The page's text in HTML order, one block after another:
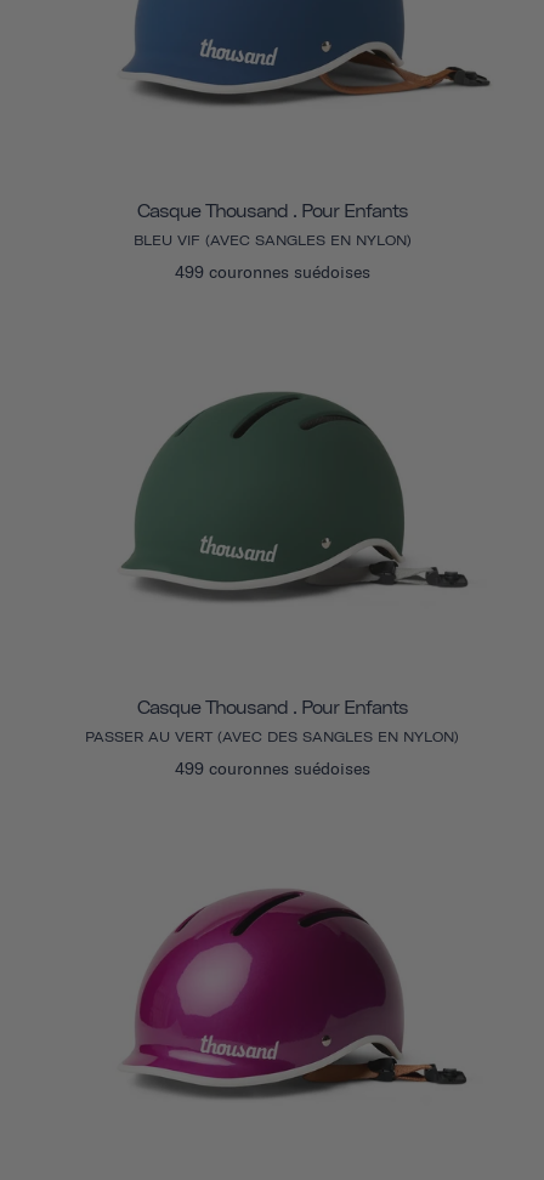
Casque Thousand . Pour Enfants
BLEU VIF (AVEC SANGLES EN NYLON)
499 couronnes suédoises
Casque Thousand . Pour Enfants
PASSER AU VERT (AVEC DES SANGLES EN NYLON)
499 couronnes suédoises